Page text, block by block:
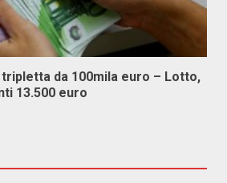
da 100mila euro – Lotto,
13.500 euro